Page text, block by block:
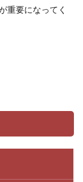
重要になってく